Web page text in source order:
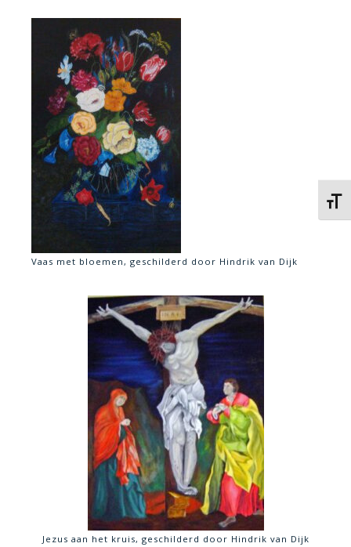
Vaas met bloemen, geschilderd door Hindrik van Dijk
Jezus aan het kruis, geschilderd door Hindrik van Dijk